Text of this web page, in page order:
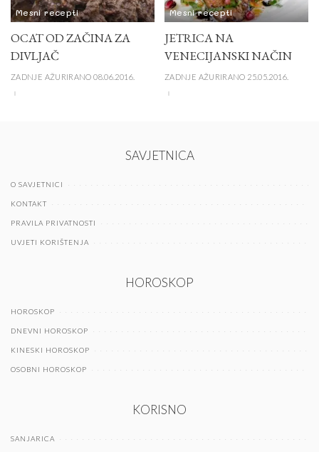
Mesni recepti
OCAT OD ZAČINA ZA
DIVLJAČ
ZADNJE AŽURIRANO 08.06.2016.
Mesni recepti
JETRICA NA
VENECIJANSKI NAČIN
ZADNJE AŽURIRANO 25.05.2016.
SAVJETNICA
O SAVJETNICI
KONTAKT
PRAVILA PRIVATNOSTI
UVJETI KORIŠTENJA
HOROSKOP
HOROSKOP
DNEVNI HOROSKOP
KINESKI HOROSKOP
OSOBNI HOROSKOP
KORISNO
SANJARICA